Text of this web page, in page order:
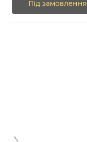
Під замовлення